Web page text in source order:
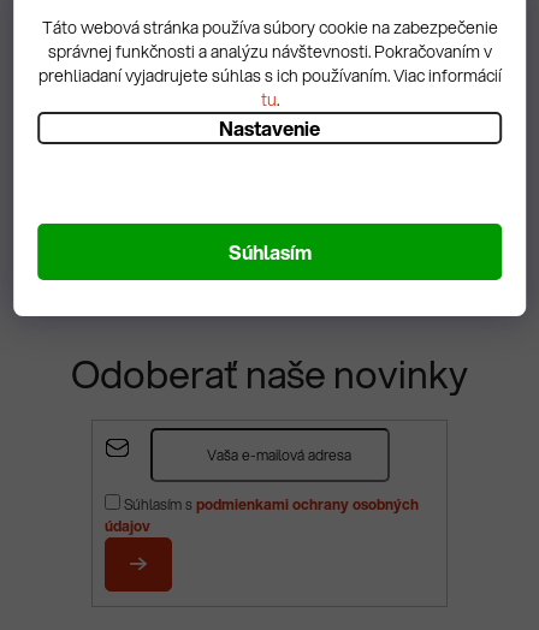
Táto webová stránka používa súbory cookie na zabezpečenie
správnej funkčnosti a analýzu návštevnosti. Pokračovaním v
prehliadaní vyjadrujete súhlas s ich používaním. Viac informácií
tu.
Nastavenie
Súhlasím
Spätná väzba
Odoberať naše novinky
Súhlasím spodmienkami ochrany osobných
údajov
PRIHLÁSIŤ